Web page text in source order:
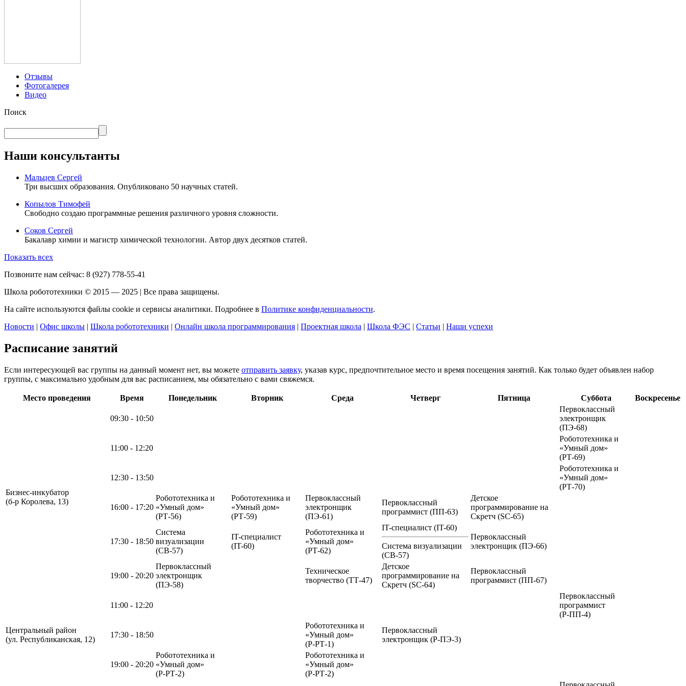
Отзывы
Фотогалерея
Видео
Поиск
Наши консультанты
Мальцев Сергей
Три высших образования. Опубликовано 50 научных статей.
Копылов Тимофей
Свободно создаю программные решения различного уровня сложности.
Соков Сергей
Бакалавр химии и магистр химической технологии. Автор двух десятков статей.
Показать всех
Позвоните нам сейчас: 8 (927) 778-55-41
Школа робототехники © 2015 — 2025 | Все права защищены.
На сайте используются файлы cookie и сервисы аналитики. Подробнее в Политике конфиденциальности.
Новости | Офис школы | Школа робототехники | Онлайн школа программирования | Проектная школа | Школа ФЭС | Статьи | Наши успехи
Расписание занятий
Если интересующей вас группы на данный момент нет, вы можете отправить заявку, указав курс, предпочтительное место и время посещения занятий. Как только будет объявлен набор
группы, с максимально удобным для вас расписанием, мы обязательно с вами свяжемся.
Место проведения Время Понедельник Вторник Среда Четверг Пятница Суббота Воскресенье
Бизнес-инкубатор
(б-р Королева, 13)
09:30 - 10:50
Первоклассный
электронщик
(ПЭ-68)
11:00 - 12:20
Робототехника и
«Умный дом»
(РТ-69)
12:30 - 13:50
Робототехника и
«Умный дом»
(РТ-70)
16:00 - 17:20
Робототехника и
«Умный дом»
(РТ-56)
Робототехника и
«Умный дом»
(РТ-59)
Первоклассный
электронщик
(ПЭ-61)
Первоклассный
программист (ПП-63)
Детское
программирование на
Скретч (SC-65)
17:30 - 18:50
Система
визуализации
(СВ-57)
IT-специалист
(IT-60)
Робототехника и
«Умный дом»
(РТ-62)
IT-специалист (IT-60)
Система визуализации
(СВ-57)
Первоклассный
электронщик (ПЭ-66)
19:00 - 20:20
Первоклассный
электронщик
(ПЭ-58)
Техническое
творчество (ТТ-47)
Детское
программирование на
Скретч (SC-64)
Первоклассный
программист (ПП-67)
Центральный район
(ул. Республиканская, 12)
11:00 - 12:20
Первоклассный
программист
(Р-ПП-4)
17:30 - 18:50
Робототехника и
«Умный дом»
(Р-РТ-1)
Первоклассный
электронщик (Р-ПЭ-3)
19:00 - 20:20
Робототехника и
«Умный дом»
(Р-РТ-2)
Робототехника и
«Умный дом»
(Р-РТ-2)